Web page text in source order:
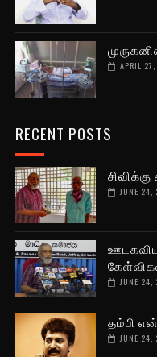
APRIL
RECENT POSTS
JUNE 24,
JUNE 24,
தம்பி
JUNE 24,